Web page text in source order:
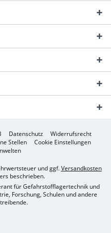
Datenschutz
Widerrufsrecht
Stellen
Cookie Einstellungen
und ggf.Versandkosten
beschrieben.
für Gefahrstofflagertechnik und
Forschung, Schulen und andere